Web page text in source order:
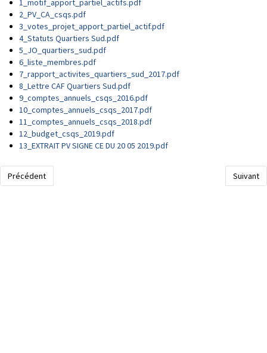
1_motif_apport_partiel_actifs.pdf
2_PV_CA_csqs.pdf
3_votes_projet_apport_partiel_actif.pdf
4_Statuts Quartiers Sud.pdf
5_JO_quartiers_sud.pdf
6_liste_membres.pdf
7_rapport_activites_quartiers_sud_2017.pdf
8_Lettre CAF Quartiers Sud.pdf
9_comptes_annuels_csqs_2016.pdf
10_comptes_annuels_csqs_2017.pdf
11_comptes_annuels_csqs_2018.pdf
12_budget_csqs_2019.pdf
13_EXTRAIT PV SIGNE CE DU 20 05 2019.pdf
Article précédent : Projet Social 2025-2028
Précédent Article
Suivant